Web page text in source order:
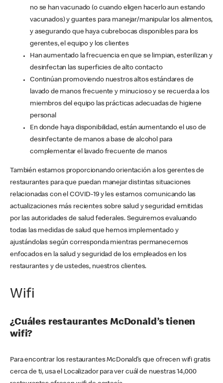
no se han vacunado (o cuando eligen hacerlo aun estando
vacunados) y guantes para manejar/manipular los alimentos,
y asegurando que haya cubrebocas disponibles para los
gerentes, el equipo y los clientes
Han aumentado la frecuencia en que se limpian, esterilizan y
desinfectan las superficies de alto contacto
Continúan promoviendo nuestros altos estándares de
lavado de manos frecuente y minucioso y se recuerda a los
miembros del equipo las prácticas adecuadas de higiene
personal
En donde haya disponibilidad, están aumentando el uso de
desinfectante de manos a base de alcohol para
complementar el lavado frecuente de manos
También estamos proporcionando orientación a los gerentes de
restaurantes para que puedan manejar distintas situaciones
relacionadas con el COVID-19 y les estamos comunicando las
actualizaciones más recientes sobre salud y seguridad emitidas
por las autoridades de salud federales. Seguiremos evaluando
todas las medidas de salud que hemos implementado y
ajustándolas según corresponda mientras permanecemos
enfocados en la salud y seguridad de los empleados en los
restaurantes y de ustedes, nuestros clientes.
Wifi
¿Cuáles restaurantes McDonald’s tienen
wifi?
Para encontrar los restaurantes McDonald’s que ofrecen wifi gratis
cerca de ti, usa el Localizador para ver cuál de nuestras 14,000